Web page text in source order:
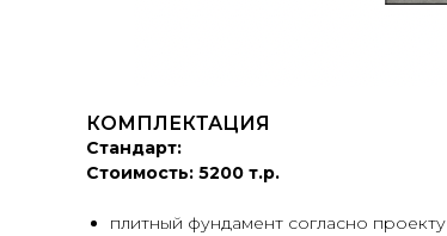
КОМПЛЕКТАЦИЯ
Стандарт:
Стоимость: 5200 т.р.
плитный фундамент согласно проекту